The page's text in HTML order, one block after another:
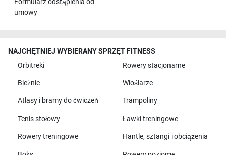
Formularz odstąpienia od
umowy
NAJCHĘTNIEJ WYBIERANY SPRZĘT FITNESS
Orbitreki
Rowery stacjonarne
Bieżnie Wioślarze
Atlasy i bramy do ćwiczeń Trampoliny
Tenis stołowy Ławki treningowe
Rowery treningowe Hantle, sztangi i obciążenia